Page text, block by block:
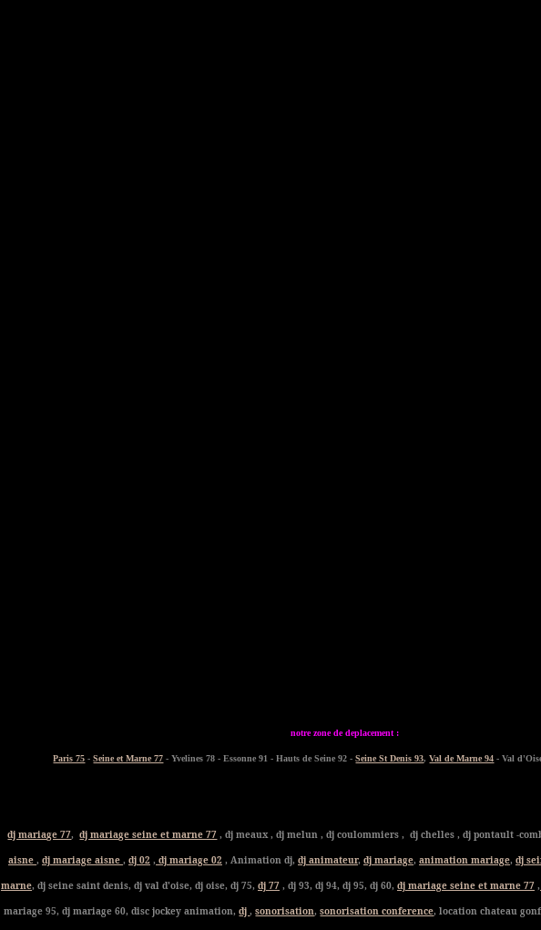
notre zone de deplacement :
Paris 75 -Seine et Marne 77 - Yvelines 78 - Essonne 91 - Hauts de Seine 92 -Seine St Denis 93,Val de Marne 94 - Val
dj mariage 77,dj mariage seine et marne 77 , dj meaux , dj melun , dj coulommiers , dj chelles , dj pontault -
aisne , dj mariage aisne , dj 02 , dj mariage 02 , Animation dj, dj animateur, dj mariage, animation mariage, dj
marne, dj seine saint denis, dj val d'oise, dj oise, dj 75, dj 77, dj 93, dj 94, dj 95, dj 60, dj mariage seine et marne 77,
mariage 95, dj mariage 60, disc jockey animation,dj,sonorisation,sonorisation conference, location chateau